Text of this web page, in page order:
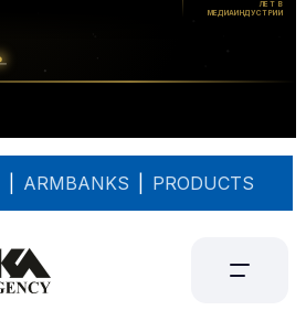
ARMBANKS PRODUCTS